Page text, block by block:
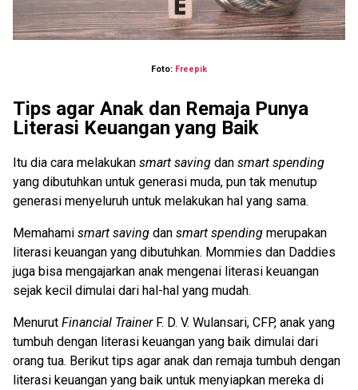
Foto: Freepik
Tips agar Anak dan Remaja Punya
Literasi Keuangan yang Baik
Itu dia cara melakukan smart saving dan smart spending
yang dibutuhkan untuk generasi muda, pun tak menutup
generasi menyeluruh untuk melakukan hal yang sama.
Memahami smart saving dan smart spending merupakan
literasi keuangan yang dibutuhkan. Mommies dan Daddies
juga bisa mengajarkan anak mengenai literasi keuangan
sejak kecil dimulai dari hal-hal yang mudah.
Menurut Financial Trainer F. D. V. Wulansari, CFP, anak yang
tumbuh dengan literasi keuangan yang baik dimulai dari
orang tua. Berikut tips agar anak dan remaja tumbuh dengan
literasi keuangan yang baik untuk menyiapkan mereka di